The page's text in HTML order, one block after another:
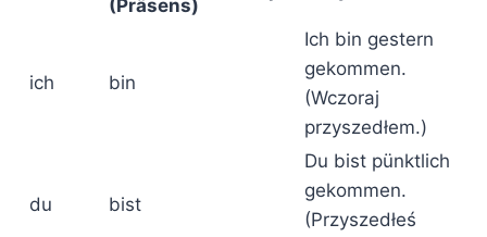
(Präsens)
ich bin
Ich bin gestern
gekommen.
(Wczoraj
przyszedłem.)
du bist
Du bist pünktlich
gekommen.
(Przyszedłeś